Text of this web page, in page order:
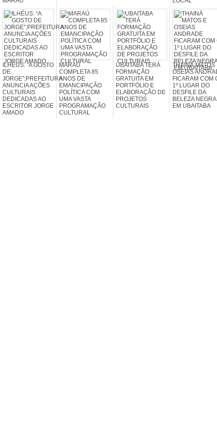
ILHÉUS: “A GOSTO
DE
JORGE”;PREFEITURA
ANUNCIA AÇÕES
CULTURAIS
DEDICADAS AO
ESCRITOR JORGE
AMADO
MARAÚ
COMPLETA 85
ANOS DE
EMANCIPAÇÃO
POLÍTICA COM
UMA VASTA
PROGRAMAÇÃO
CULTURAL
UBAITABA TERÁ
FORMAÇÃO
GRATUITA EM
PORTFÓLIO E
ELABORAÇÃO DE
PROJETOS
CULTURAIS
THAINÁ MATOS
OSEIAS
FICARAM COM
1º LUGAR DO
DESFILE DA
BELEZA NEGRA
EM UBAITABA